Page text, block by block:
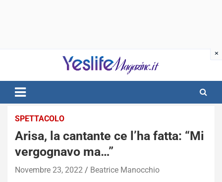
notizie di intrattenimento
SPETTACOLO
Arisa, la cantante ce l’ha fatta: “Mi
vergognavo ma…”
Novembre 23, 2022 Beatrice Manocchio